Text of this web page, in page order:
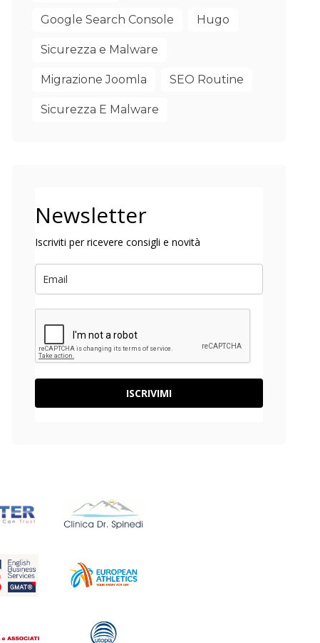
Google Search Console Hugo
Sicurezza e Malware
Migrazione Joomla SEO Routine
Sicurezza E Malware
Newsletter
Iscriviti per ricevere consigli e novità
ISCRIVIMI